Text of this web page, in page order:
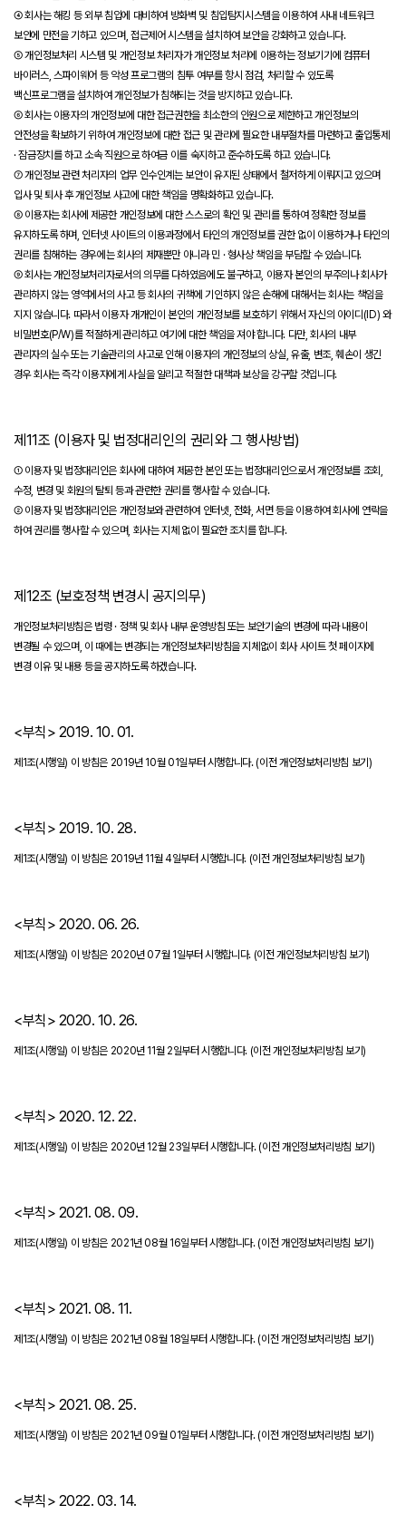
④ 회사는 해킹 등 외부 침입에 대비하여 방화벽 및 침입탐지시스템을 이용하여 사내 네트워크
보안에 만전을 기하고 있으며, 접근제어 시스템을 설치하여 보안을 강화하고 있습니다.
⑤ 개인정보처리 시스템 및 개인정보 처리자가 개인정보 처리에 이용하는 정보기기에 컴퓨터
바이러스, 스파이웨어 등 악성 프로그램의 침투 여부를 항시 점검, 처리할 수 있도록
백신프로그램을 설치하여 개인정보가 침해되는 것을 방지하고 있습니다.
⑥ 회사는 이용자의 개인정보에 대한 접근권한을 최소한의 인원으로 제한하고 개인정보의
안전성을 확보하기 위하여 개인정보에 대한 접근 및 관리에 필요한 내부절차를 마련하고 출입통제
· 잠금장치를 하고 소속 직원으로 하여금 이를 숙지하고 준수하도록 하고 있습니다.
⑦ 개인정보 관련 처리자의 업무 인수인계는 보안이 유지된 상태에서 철저하게 이뤄지고 있으며
입사 및 퇴사 후 개인정보 사고에 대한 책임을 명확화하고 있습니다.
⑧ 이용자는 회사에 제공한 개인정보에 대한 스스로의 확인 및 관리를 통하여 정확한 정보를
유지하도록 하며, 인터넷 사이트의 이용과정에서 타인의 개인정보를 권한 없이 이용하거나 타인의
권리를 침해하는 경우에는 회사의 제재뿐만 아니라 민 · 형사상 책임을 부담할 수 있습니다.
⑨ 회사는 개인정보처리자로서의 의무를 다하였음에도 불구하고, 이용자 본인의 부주의나 회사가
관리하지 않는 영역에서의 사고 등 회사의 귀책에 기인하지 않은 손해에 대해서는 회사는 책임을
지지 않습니다. 따라서 이용자 개개인이 본인의 개인정보를 보호하기 위해서 자신의 아이디(ID) 와
비밀번호(P/W)를 적절하게 관리하고 여기에 대한 책임을 져야 합니다. 다만, 회사의 내부
관리자의 실수 또는 기술관리의 사고로 인해 이용자의 개인정보의 상실, 유출, 변조, 훼손이 생긴
경우 회사는 즉각 이용자에게 사실을 알리고 적절한 대책과 보상을 강구할 것입니다.
제11조 (이용자 및 법정대리인의 권리와 그 행사방법)
① 이용자 및 법정대리인은 회사에 대하여 제공한 본인 또는 법정대리인으로서 개인정보를 조회,
수정, 변경 및 회원의 탈퇴 등과 관련한 권리를 행사할 수 있습니다.
② 이용자 및 법정대리인은 개인정보와 관련하여 인터넷, 전화, 서면 등을 이용하여 회사에 연락을
하여 권리를 행사할 수 있으며, 회사는 지체 없이 필요한 조치를 합니다.
제12조 (보호정책 변경시 공지의무)
개인정보처리방침은 법령 · 정책 및 회사 내부 운영방침 또는 보안기술의 변경에 따라 내용이
변경될 수 있으며, 이 때에는 변경되는 개인정보처리방침을 지체없이 회사 사이트 첫 페이지에
변경 이유 및 내용 등을 공지하도록 하겠습니다.
<부칙> 2019. 10. 01.
제1조(시행일) 이 방침은 2019년 10월 01일부터 시행합니다. (이전 개인정보처리방침 보기)
<부칙> 2019. 10. 28.
제1조(시행일) 이 방침은 2019년 11월 4일부터 시행합니다. (이전 개인정보처리방침 보기)
<부칙> 2020. 06. 26.
제1조(시행일) 이 방침은 2020년 07월 1일부터 시행합니다. (이전 개인정보처리방침 보기)
<부칙> 2020. 10. 26.
제1조(시행일) 이 방침은 2020년 11월 2일부터 시행합니다. (이전 개인정보처리방침 보기)
<부칙> 2020. 12. 22.
제1조(시행일) 이 방침은 2020년 12월 23일부터 시행합니다. (이전 개인정보처리방침 보기)
<부칙> 2021. 08. 09.
제1조(시행일) 이 방침은 2021년 08월 16일부터 시행합니다. (이전 개인정보처리방침 보기)
<부칙> 2021. 08. 11.
제1조(시행일) 이 방침은 2021년 08월 18일부터 시행합니다. (이전 개인정보처리방침 보기)
<부칙> 2021. 08. 25.
제1조(시행일) 이 방침은 2021년 09월 01일부터 시행합니다. (이전 개인정보처리방침 보기)
<부칙> 2022. 03. 14.